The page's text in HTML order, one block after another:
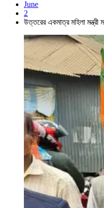
June
2
উত্তরের একমাত্র মহিলা মন্ত্রী